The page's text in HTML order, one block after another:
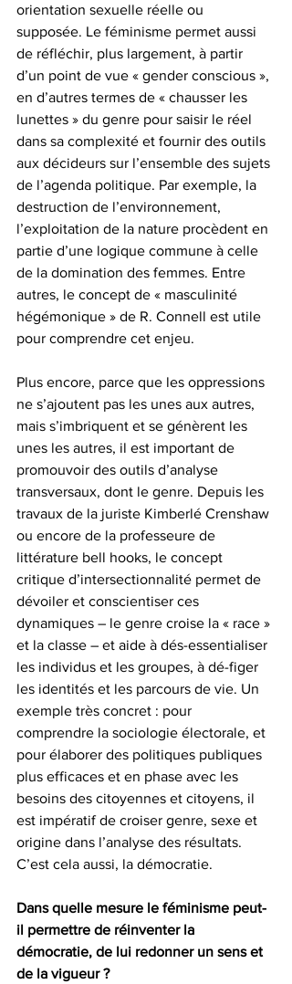
orientation sexuelle réelle ou
supposée. Le féminisme permet aussi
de réfléchir, plus largement, à partir
d’un point de vue « gender conscious »,
en d’autres termes de « chausser les
lunettes » du genre pour saisir le réel
dans sa complexité et fournir des outils
aux décideurs sur l’ensemble des sujets
de l’agenda politique. Par exemple, la
destruction de l’environnement,
l’exploitation de la nature procèdent en
partie d’une logique commune à celle
de la domination des femmes. Entre
autres, le concept de « masculinité
hégémonique » de R. Connell est utile
pour comprendre cet enjeu.
Plus encore, parce que les oppressions
ne s’ajoutent pas les unes aux autres,
mais s’imbriquent et se génèrent les
unes les autres, il est important de
promouvoir des outils d’analyse
transversaux, dont le genre. Depuis les
travaux de la juriste Kimberlé Crenshaw
ou encore de la professeure de
littérature bell hooks, le concept
critique d’intersectionnalité permet de
dévoiler et conscientiser ces
dynamiques – le genre croise la « race »
et la classe – et aide à dés-essentialiser
les individus et les groupes, à dé-figer
les identités et les parcours de vie. Un
exemple très concret : pour
comprendre la sociologie électorale, et
pour élaborer des politiques publiques
plus efficaces et en phase avec les
besoins des citoyennes et citoyens, il
est impératif de croiser genre, sexe et
origine dans l’analyse des résultats.
C’est cela aussi, la démocratie.
Dans quelle mesure le féminisme peut-
il permettre de réinventer la
démocratie, de lui redonner un sens et
de la vigueur ?